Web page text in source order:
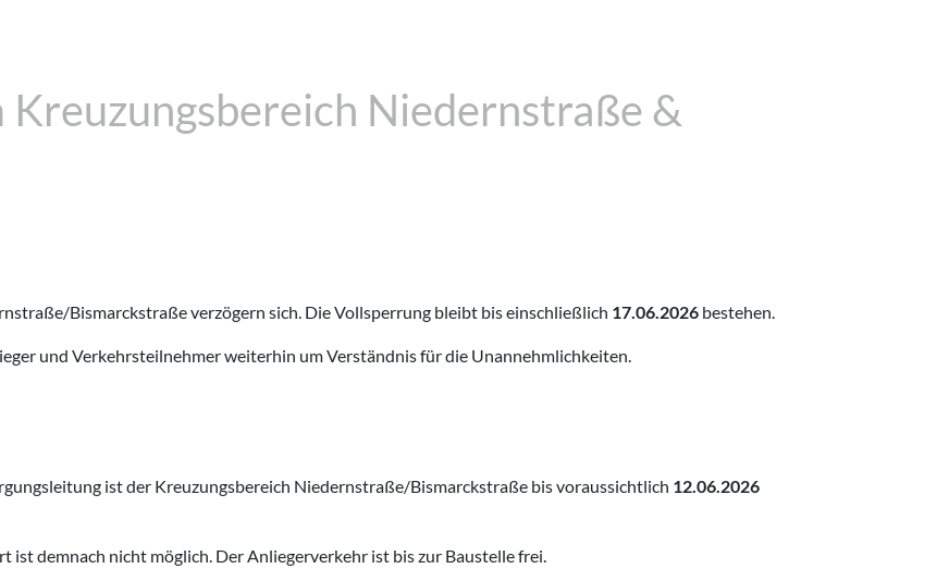
Kreuzungsbereich Niedernstraße &
Bismarckstraße verzögern sich. Die Vollsperrung bleibt bis einschließlich 17.06.2026 bestehen.
und Verkehrsteilnehmer weiterhin um Verständnis für die Unannehmlichkeiten.
ist der Kreuzungsbereich Niedernstraße/Bismarckstraße bis voraussichtlich 12.06.2026
ist demnach nicht möglich. Der Anliegerverkehr ist bis zur Baustelle frei.